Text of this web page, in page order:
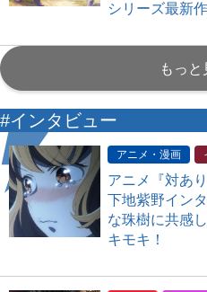
シリーズ最新
もっと
#インタビュー
アニメ・漫画
アニメ『対あ
下地紫野イン
な珠樹に共感
キモキ！